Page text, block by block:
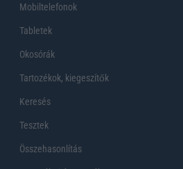
Mobiltelefonok
Tabletek
Okosórák
Tartozékok, kiegeszítők
Keresés
Tesztek
Összehasonlítás